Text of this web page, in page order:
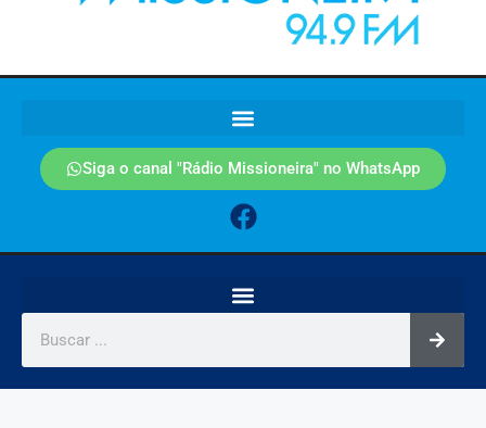
Siga o canal "Rádio Missioneira" no WhatsApp